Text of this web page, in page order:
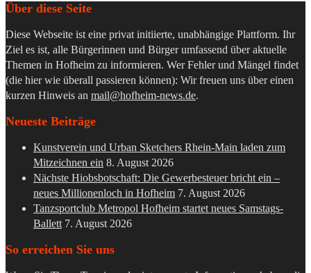
Über diese Seite
Diese Webseite ist eine privat initiierte, unabhängige Plattform. Ihr
Ziel es ist, alle Bürgerinnen und Bürger umfassend über aktuelle
Themen in Hofheim zu informieren. Wer Fehler und Mängel findet
(die hier wie überall passieren können): Wir freuen uns über einen
kurzen Hinweis an mail@hofheim-news.de.
Neueste Beiträge
Kunstverein und Urban Sketchers Rhein-Main laden zum
Mitzeichnen ein 8. August 2026
Nächste Hiobsbotschaft: Die Gewerbesteuer bricht ein –
neues Millionenloch in Hofheim 7. August 2026
Tanzsportclub Metropol Hofheim startet neues Samstags-
Ballett 7. August 2026
So erreichen Sie uns